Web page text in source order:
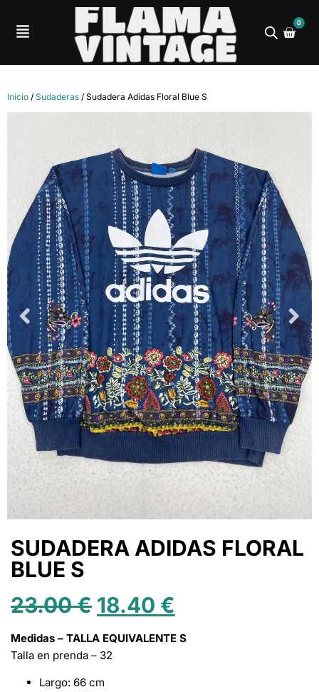
0
Inicio / Sudaderas / Sudadera Adidas Floral Blue S
SUDADERA ADIDAS FLORAL
BLUE S
23.00€ 18.40 €
Medidas – TALLA EQUIVALENTE S
Talla en prenda – 32
Largo: 66 cm